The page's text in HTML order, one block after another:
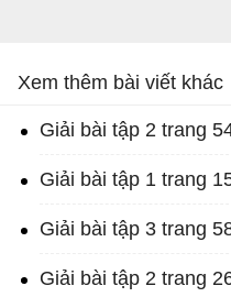
Xem thêm bài viết khác
Giải bài tập 2 trang
Giải bài tập 1 trang
Giải bài tập 3 trang
Giải bài tập 2 trang